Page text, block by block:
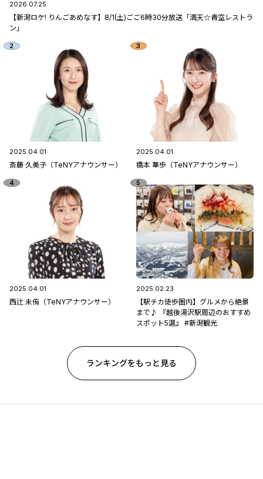
2026.07.25
【新潟ロケ! りんごあめなす】8/1(土)ごご6時30分放送「満天☆青空レストラ
ン」
2025.04.01
斎藤 久美子（TeNYアナウンサー）
2025.04.01
橋本 華歩（TeNYアナウンサー）
2025.04.01
西辻 未侑（TeNYアナウンサー）
2025.02.23
【駅チカ徒歩圏内】グルメから絶景
まで♪ 『越後湯沢駅周辺のおすすめ
スポット5選』 #新潟観光
ランキングをもっと見る